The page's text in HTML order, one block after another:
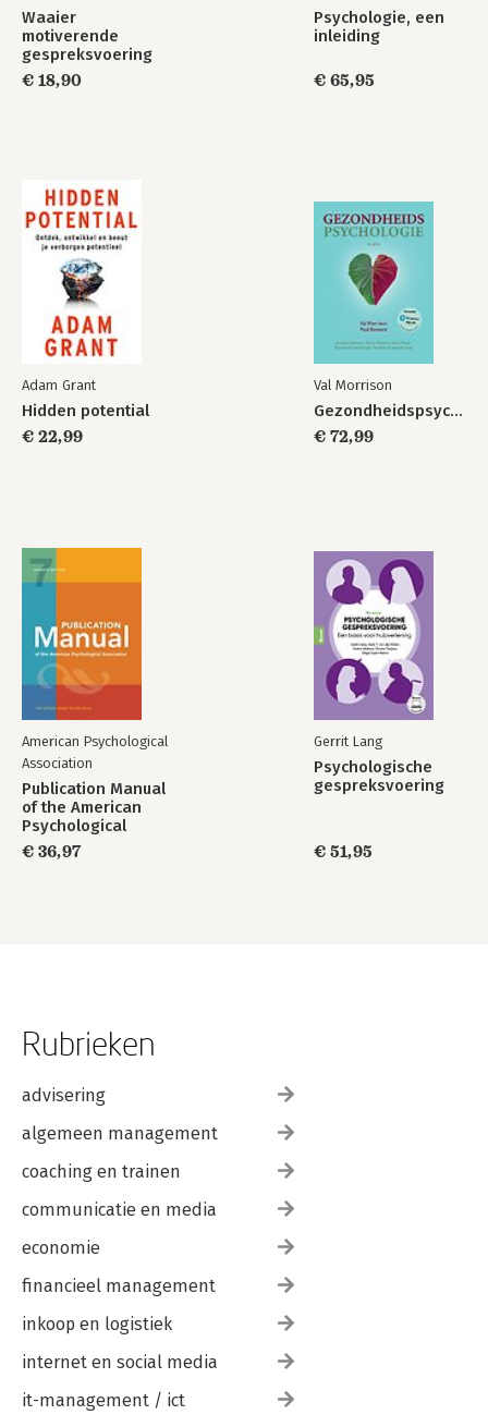
Waaier
motiverende
gespreksvoering
€ 18,90
Psychologie, een
inleiding
€ 65,95
Adam Grant
Hidden potential
€ 22,99
Val Morrison
Gezondheidspsychologie
€ 72,99
American Psychological
Association
Publication Manual
of the American
Psychological
Association 2020
€ 36,97
Gerrit Lang
Psychologische
gespreksvoering
€ 51,95
Rubrieken
advisering
algemeen management
coaching en trainen
communicatie en media
economie
financieel management
inkoop en logistiek
internet en social media
it-management / ict